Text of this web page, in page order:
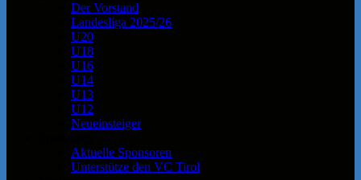
Der Vorstand
Landesliga 2025/26
U20
U18
U16
U14
U13
U12
Neueinsteiger
Aktuelle Sponsoren
Unterstütze den VC Tirol